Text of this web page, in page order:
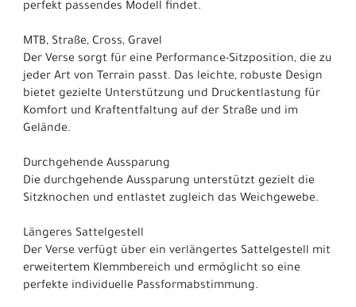
perfekt passendes Modell findet.
MTB, Straße, Cross, Gravel
Der Verse sorgt für eine Performance-Sitzposition, die zu
jeder Art von Terrain passt. Das leichte, robuste Design
bietet gezielte Unterstützung und Druckentlastung für
Komfort und Kraftentfaltung auf der Straße und im
Gelände.
Durchgehende Aussparung
Die durchgehende Aussparung unterstützt gezielt die
Sitzknochen und entlastet zugleich das Weichgewebe.
Längeres Sattelgestell
Der Verse verfügt über ein verlängertes Sattelgestell mit
erweitertem Klemmbereich und ermöglicht so eine
perfekte individuelle Passformabstimmung.